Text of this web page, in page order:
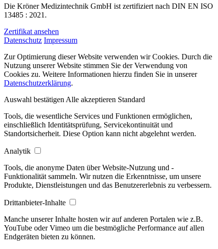
Die Kröner Medizintechnik GmbH ist zertifiziert nach DIN EN ISO
13485 : 2021.
Zertifikat ansehen
Datenschutz Impressum
Zur Optimierung dieser Website verwenden wir Cookies. Durch die
Nutzung unserer Website stimmen Sie der Verwendung von
Cookies zu. Weitere Informationen hierzu finden Sie in unserer
Datenschutzerklärung.
Auswahl bestätigen Alle akzeptieren Standard
Tools, die wesentliche Services und Funktionen ermöglichen,
einschließlich Identitätsprüfung, Servicekontinuität und
Standortsicherheit. Diese Option kann nicht abgelehnt werden.
Analytik
Tools, die anonyme Daten über Website-Nutzung und -
Funktionalität sammeln. Wir nutzen die Erkenntnisse, um unsere
Produkte, Dienstleistungen und das Benutzererlebnis zu verbessern.
Drittanbieter-Inhalte
Manche unserer Inhalte hosten wir auf anderen Portalen wie z.B.
YouTube oder Vimeo um die bestmögliche Performance auf allen
Endgeräten bieten zu können.